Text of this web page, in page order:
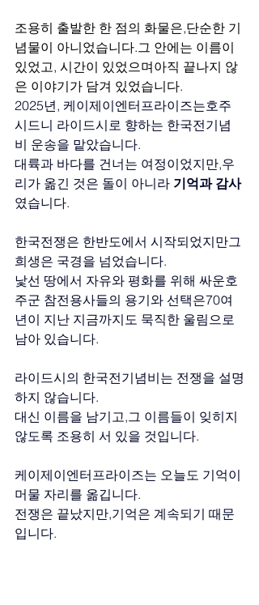
조용히 출발한 한 점의 화물은,단순한 기
념물이 아니었습니다.그 안에는 이름이
있었고, 시간이 있었으며아직 끝나지 않
은 이야기가 담겨 있었습니다.
2025년, 케이제이엔터프라이즈는호주
시드니 라이드시로 향하는 한국전기념
비 운송을 맡았습니다.
대륙과 바다를 건너는 여정이었지만,우
리가 옮긴 것은 돌이 아니라 기억과 감사
였습니다.
한국전쟁은 한반도에서 시작되었지만그
희생은 국경을 넘었습니다.
낯선 땅에서 자유와 평화를 위해 싸운호
주군 참전용사들의 용기와 선택은70여
년이 지난 지금까지도 묵직한 울림으로
남아 있습니다.
라이드시의 한국전기념비는 전쟁을 설명
하지 않습니다.
대신 이름을 남기고,그 이름들이 잊히지
않도록 조용히 서 있을 것입니다.
케이제이엔터프라이즈는 오늘도 기억이
머물 자리를 옮깁니다.
전쟁은 끝났지만,기억은 계속되기 때문
입니다.